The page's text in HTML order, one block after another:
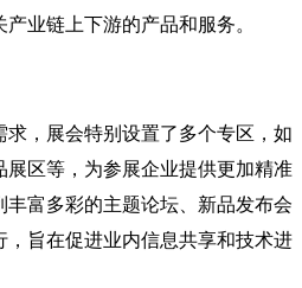
产业链上下游的产品和服务。
求，展会特别设置了多个专区，如
区等，为参展企业提供更加精准
富多彩的主题论坛、新品发布会
旨在促进业内信息共享和技术进